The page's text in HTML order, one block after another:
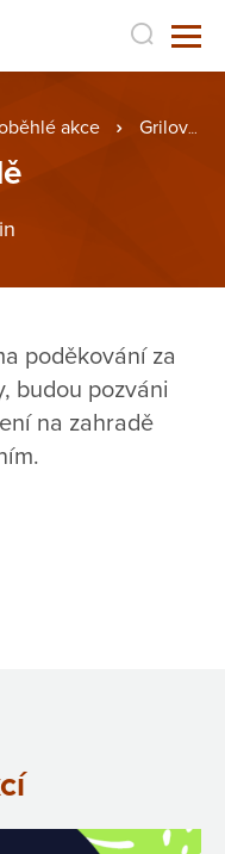
akce Grilování na zahradě
poděkování za
budou pozváni
na zahradě